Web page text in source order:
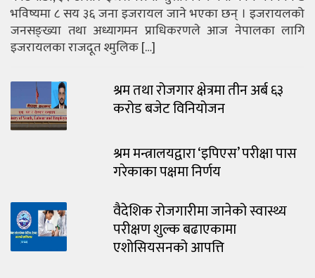
भविष्यमा ८ सय ३६ जना इजरायल जाने भएका छन् । इजरायलको
जनसङ्ख्या तथा अध्यागमन प्राधिकरणले आज नेपालका लागि
इजरायलका राजदूत श्मुलिक […]
श्रम तथा रोजगार क्षेत्रमा तीन अर्ब ६३
करोड बजेट विनियोजन
श्रम मन्त्रालयद्वारा ‘इपिएस’ परीक्षा पास
गरेकाका पक्षमा निर्णय
वैदेशिक रोजगारीमा जानेको स्वास्थ्य
परीक्षण शुल्क बढाएकामा
एशोसियसनको आपत्ति